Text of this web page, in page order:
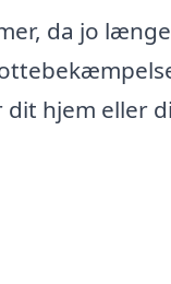
da jo
hjem eller